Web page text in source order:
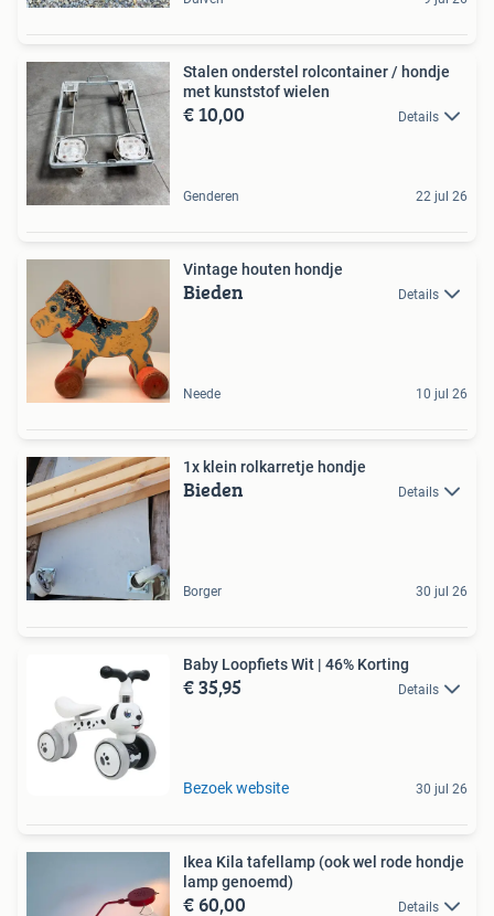
Stalen onderstel rolcontainer / hondje
met kunststof wielen
€ 10,00 Details
Genderen 22 jul 26
Vintage houten hondje
Bieden Details
Neede 10 jul 26
1x klein rolkarretje hondje
Bieden Details
Borger 30 jul 26
Baby Loopfiets Wit | 46% Korting
€ 35,95 Details
Bezoek website 30 jul 26
Ikea Kila tafellamp (ook wel rode hondje
lamp genoemd)
€ 60,00 Details